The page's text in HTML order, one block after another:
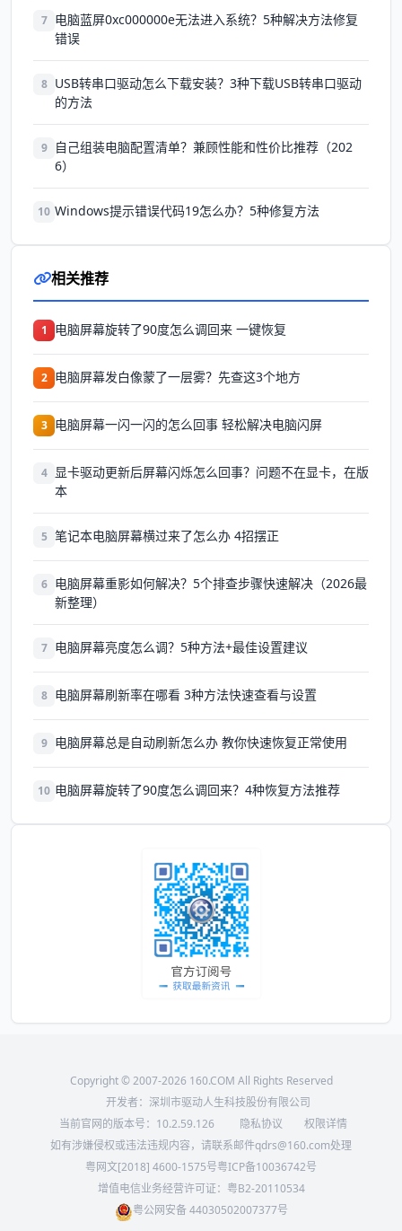
7 电脑蓝屏0xc000000e无法进入系统？5种解决方法修复
错误
8 USB转串口驱动怎么下载安装？3种下载USB转串口驱动
的方法
9
自己组装电脑配置清单？兼顾性能和性价比推荐（202
6）
10 Windows提示错误代码19怎么办？5种修复方法
相关推荐
1 电脑屏幕旋转了90度怎么调回来 一键恢复
2 电脑屏幕发白像蒙了一层雾？先查这3个地方
3 电脑屏幕一闪一闪的怎么回事 轻松解决电脑闪屏
4
显卡驱动更新后屏幕闪烁怎么回事？问题不在显卡，在版
本
5 笔记本电脑屏幕横过来了怎么办 4招摆正
6 电脑屏幕重影如何解决？5个排查步骤快速解决（2026最
新整理）
7 电脑屏幕亮度怎么调？5种方法+最佳设置建议
8 电脑屏幕刷新率在哪看 3种方法快速查看与设置
9 电脑屏幕总是自动刷新怎么办 教你快速恢复正常使用
10 电脑屏幕旋转了90度怎么调回来？4种恢复方法推荐
Copyright © 2007-2026 160.COM All Rights Reserved
开发者：深圳市驱动人生科技股份有限公司
当前官网的版本号： 10.2.59.126 隐私协议
权限详情
如有涉嫌侵权或违法违规内容，请联系邮件qdrs@160.com处理
粤网文[2018] 4600-1575号粤ICP备10036742号
增值电信业务经营许可证：粤B2-20110534
粤公网安备 44030502007377号